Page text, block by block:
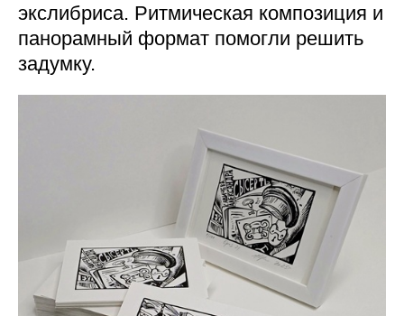
экслибриса. Ритмическая композиция и
панорамный формат помогли решить
задумку.